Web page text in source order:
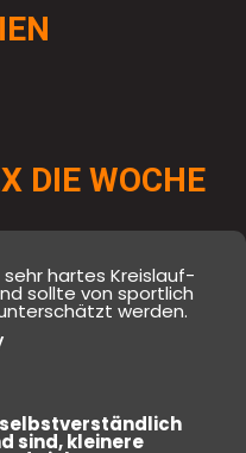
DIE WOCHE
hartes Kreislauf-
sollte von sportlich
werden.
selbstverständlich
sind, kleinere